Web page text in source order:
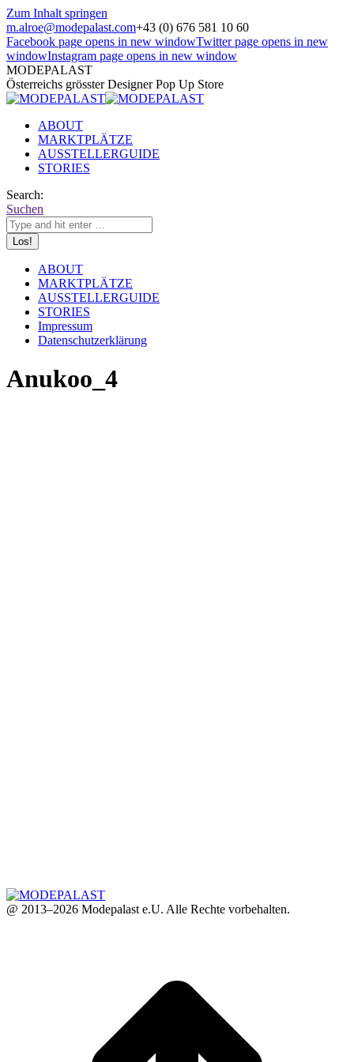
Zum Inhalt springen
m.alroe@modepalast.com+43 (0) 676 581 10 60
Facebook page opens in new windowTwitter page opens in new
windowInstagram page opens in new window
MODEPALAST
Österreichs grösster Designer Pop Up Store
ABOUT
MARKTPLÄTZE
AUSSTELLERGUIDE
STORIES
Search:
Suchen
ABOUT
MARKTPLÄTZE
AUSSTELLERGUIDE
STORIES
Impressum
Datenschutzerklärung
Anukoo_4
@ 2013–2026 Modepalast e.U. Alle Rechte vorbehalten.